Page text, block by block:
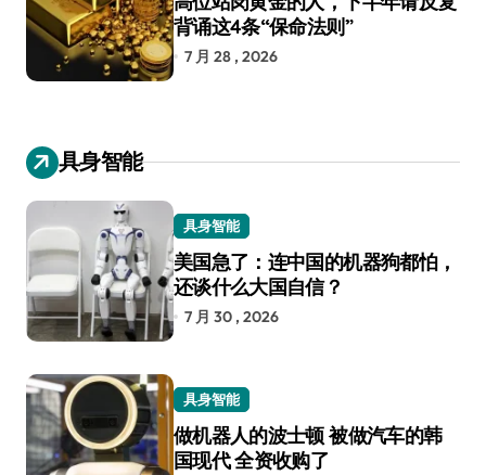
背诵这4条“保命法则”
7 月 28 , 2026
具身智能
具身智能
美国急了：连中国的机器狗都怕，
还谈什么大国自信？
7 月 30 , 2026
具身智能
做机器人的波士顿 被做汽车的韩
国现代 全资收购了